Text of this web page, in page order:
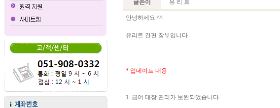
글쓴이 유 리 트
안녕하세요 ^^
유리트 간편 장부입니다
* 업데이트 내용
1. 급여 대장 관리가 보완되었습니다.